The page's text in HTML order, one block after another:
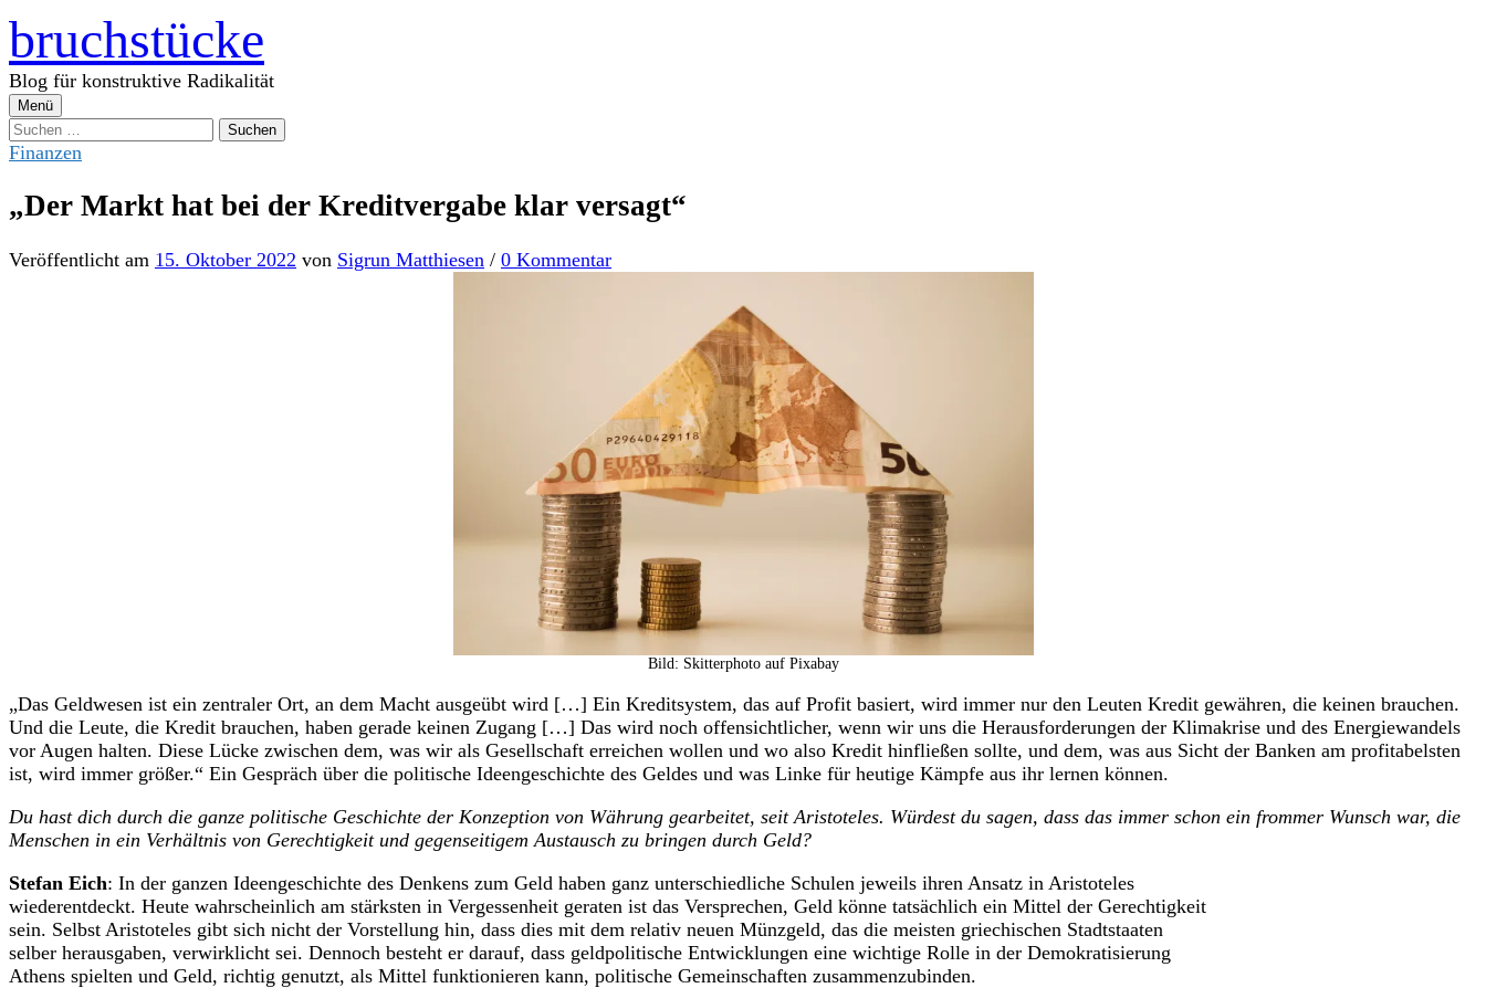
Zum
Inhalt
überspringen
bruchstücke
Blog für konstruktive Radikalität
Menü
Suchen
nach:
Finanzen
„Der Markt hat bei der Kreditvergabe klar versagt“
Veröffentlicht am 15. Oktober 2022 von Sigrun Matthiesen / 0 Kommentar
Bild: Skitterphoto auf Pixabay
„Das Geldwesen ist ein zentraler Ort, an dem Macht ausgeübt wird […] Ein Kreditsystem, das auf Profit basiert, wird immer nur den Leuten Kredit gewähren, die keinen brauchen.
Und die Leute, die Kredit brauchen, haben gerade keinen Zugang […] Das wird noch offensichtlicher, wenn wir uns die Herausforderungen der Klimakrise und des Energiewandels
vor Augen halten. Diese Lücke zwischen dem, was wir als Gesellschaft erreichen wollen und wo also Kredit hinfließen sollte, und dem, was aus Sicht der Banken am profitabelsten
ist, wird immer größer.“ Ein Gespräch über die politische Ideengeschichte des Geldes und was Linke für heutige Kämpfe aus ihr lernen können.
Du hast dich durch die ganze politische Geschichte der Konzeption von Währung gearbeitet, seit Aristoteles. Würdest du sagen, dass das immer schon ein frommer Wunsch war, die
Menschen in ein Verhältnis von Gerechtigkeit und gegenseitigem Austausch zu bringen durch Geld?
Stefan Eich: In der ganzen Ideengeschichte des Denkens zum Geld haben ganz unterschiedliche Schulen jeweils ihren Ansatz in Aristoteles
wiederentdeckt. Heute wahrscheinlich am stärksten in Vergessenheit geraten ist das Versprechen, Geld könne tatsächlich ein Mittel der Gerechtigkeit
sein. Selbst Aristoteles gibt sich nicht der Vorstellung hin, dass dies mit dem relativ neuen Münzgeld, das die meisten griechischen Stadtstaaten
selber herausgaben, verwirklicht sei. Dennoch besteht er darauf, dass geldpolitische Entwicklungen eine wichtige Rolle in der Demokratisierung
Athens spielten und Geld, richtig genutzt, als Mittel funktionieren kann, politische Gemeinschaften zusammenzubinden.